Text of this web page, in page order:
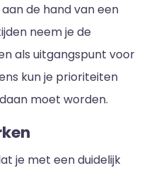
de hand van een
neem je de
als uitgangspunt voor
kun je prioriteiten
moet worden.
je met een duidelijk